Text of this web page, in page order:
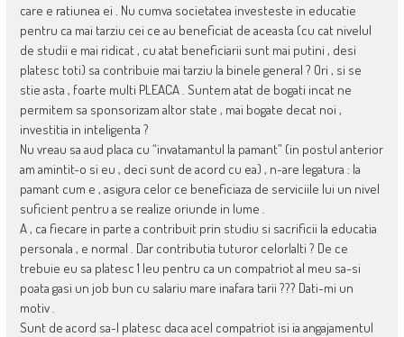
care e ratiunea ei . Nu cumva societatea investeste in educatie
pentru ca mai tarziu cei ce au beneficiat de aceasta (cu cat nivelul
de studii e mai ridicat , cu atat beneficiarii sunt mai putini , desi
platesc toti) sa contribuie mai tarziu la binele general ? Ori , si se
stie asta , foarte multi PLEACA . Suntem atat de bogati incat ne
permitem sa sponsorizam altor state , mai bogate decat noi ,
investitia in inteligenta ?
Nu vreau sa aud placa cu “invatamantul la pamant” (in postul anterior
am amintit-o si eu , deci sunt de acord cu ea) , n-are legatura : la
pamant cum e , asigura celor ce beneficiaza de serviciile lui un nivel
suficient pentru a se realize oriunde in lume .
A , ca fiecare in parte a contribuit prin studiu si sacrificii la educatia
personala , e normal . Dar contributia tuturor celorlalti ? De ce
trebuie eu sa platesc 1 leu pentru ca un compatriot al meu sa-si
poata gasi un job bun cu salariu mare inafara tarii ??? Dati-mi un
motiv .
Sunt de acord sa-l platesc daca acel compatriot isi ia angajamentul